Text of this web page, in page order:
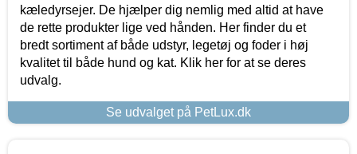
kæledyrsejer. De hjælper dig nemlig med altid at have
de rette produkter lige ved hånden. Her finder du et
bredt sortiment af både udstyr, legetøj og foder i høj
kvalitet til både hund og kat. Klik her for at se deres
udvalg.
Se udvalget på PetLux.dk